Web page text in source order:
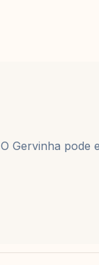
O Gervinha pode